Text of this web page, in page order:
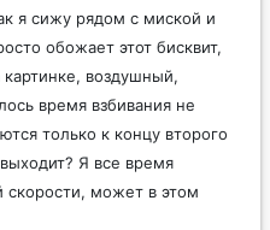
я сижу рядом с миской и
обожает этот бисквит,
картинке, воздушный,
время взбивания не
только к концу второго
Я все время
скорости, может в этом